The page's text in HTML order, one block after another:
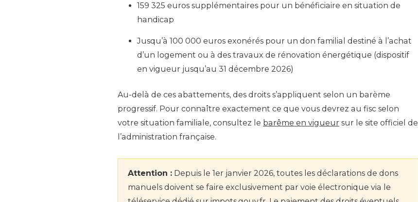
159 325 euros supplémentaires pour un bénéficiaire en situation de
handicap
Jusqu’à 100 000 euros exonérés pour un don familial destiné à l’achat
d’un logement ou à des travaux de rénovation énergétique (dispositif
en vigueur jusqu’au 31 décembre 2026)
Au-delà de ces abattements, des droits s’appliquent selon un barème
progressif. Pour connaître exactement ce que vous devrez au fisc selon
votre situation familiale, consultez le barême en vigueur sur le site officiel de
l’administration française.
Attention : Depuis le 1er janvier 2026, toutes les déclarations de dons
manuels doivent se faire exclusivement par voie électronique via le